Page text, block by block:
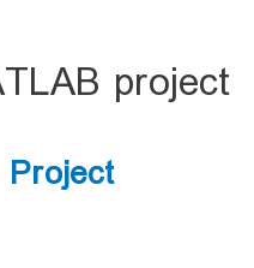
project